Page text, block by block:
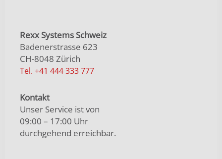
Rexx Systems Schweiz
Badenerstrasse 623
CH-8048 Zürich
Tel. +41 444 333 777
Kontakt
Unser Service ist von
09:00 – 17:00 Uhr
durchgehend erreichbar.